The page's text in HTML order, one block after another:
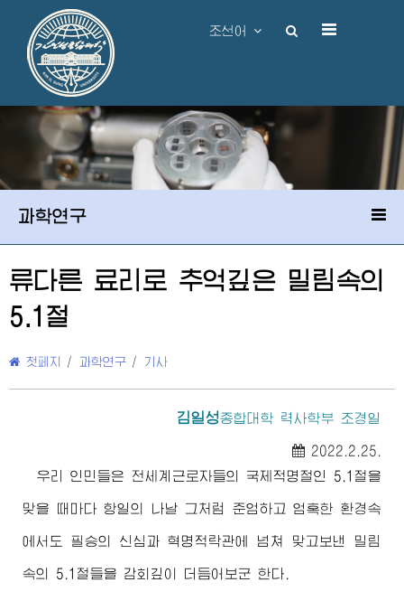
조선어
과학연구
류다른 료리로 추억깊은 밀림속의
5.1절
첫페지 / 과학연구 / 기사
김일성종합대학 력사학부 조경일
2022.2.25.
우리 인민들은 전세계근로자들의 국제적명절인 5.1절을
맞을 때마다 항일의 나날 그처럼 준엄하고 엄혹한 환경속
에서도 필승의 신심과 혁명적락관에 넘쳐 맞고보낸 밀림
속의 5.1절들을 감회깊이 더듬어보군 한다.